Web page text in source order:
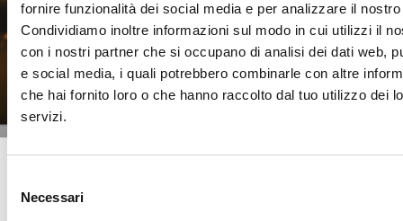
fornire funzionalità dei social media e per analizzare il
Condividiamo inoltre informazioni sul modo in cui utilizzi il
con i nostri partner che si occupano di analisi dei dati web,
e social media, i quali potrebbero combinarle con altre
che hai fornito loro o che hanno raccolto dal tuo utilizzo dei
servizi.
delNecessari
continuo